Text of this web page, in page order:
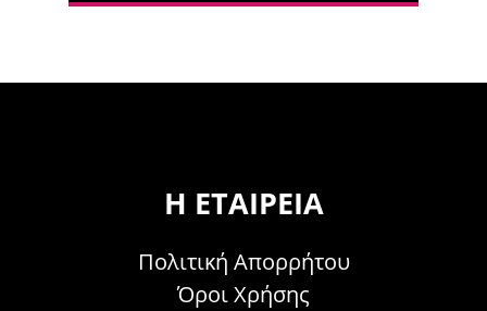
Η ΕΤΑΙΡΕΊΑ
Πολιτική Απορρήτου
Όροι Χρήσης